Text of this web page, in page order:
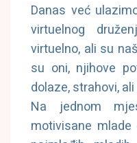
Danas već
virtuelnog
virtuelno, ali su
su oni, njihove
dolaze, strahovi,
Na jednom
motivisane